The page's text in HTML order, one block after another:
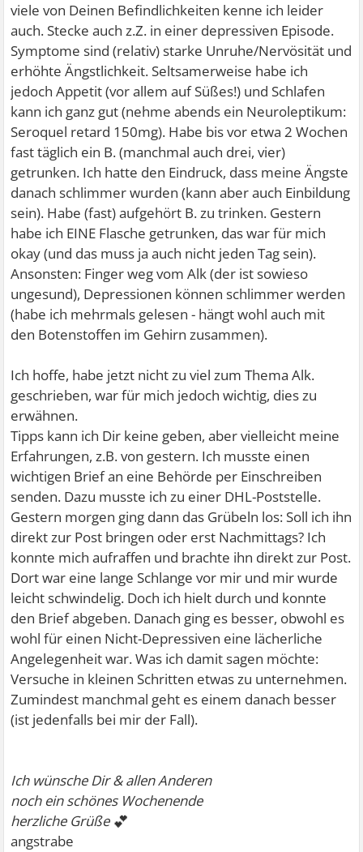
viele von Deinen Befindlichkeiten kenne ich leider
auch. Stecke auch z.Z. in einer depressiven Episode.
Symptome sind (relativ) starke Unruhe/Nervösität und
erhöhte Ängstlichkeit. Seltsamerweise habe ich
jedoch Appetit (vor allem auf Süßes!) und Schlafen
kann ich ganz gut (nehme abends ein Neuroleptikum:
Seroquel retard 150mg). Habe bis vor etwa 2 Wochen
fast täglich ein B. (manchmal auch drei, vier)
getrunken. Ich hatte den Eindruck, dass meine Ängste
danach schlimmer wurden (kann aber auch Einbildung
sein). Habe (fast) aufgehört B. zu trinken. Gestern
habe ich EINE Flasche getrunken, das war für mich
okay (und das muss ja auch nicht jeden Tag sein).
Ansonsten: Finger weg vom Alk (der ist sowieso
ungesund), Depressionen können schlimmer werden
(habe ich mehrmals gelesen - hängt wohl auch mit
den Botenstoffen im Gehirn zusammen).
Ich hoffe, habe jetzt nicht zu viel zum Thema Alk.
geschrieben, war für mich jedoch wichtig, dies zu
erwähnen.
Tipps kann ich Dir keine geben, aber vielleicht meine
Erfahrungen, z.B. von gestern. Ich musste einen
wichtigen Brief an eine Behörde per Einschreiben
senden. Dazu musste ich zu einer DHL-Poststelle.
Gestern morgen ging dann das Grübeln los: Soll ich ihn
direkt zur Post bringen oder erst Nachmittags? Ich
konnte mich aufraffen und brachte ihn direkt zur Post.
Dort war eine lange Schlange vor mir und mir wurde
leicht schwindelig. Doch ich hielt durch und konnte
den Brief abgeben. Danach ging es besser, obwohl es
wohl für einen Nicht-Depressiven eine lächerliche
Angelegenheit war. Was ich damit sagen möchte:
Versuche in kleinen Schritten etwas zu unternehmen.
Zumindest manchmal geht es einem danach besser
(ist jedenfalls bei mir der Fall).
Ich wünsche Dir & allen Anderen
noch ein schönes Wochenende
herzliche Grüße 💕
angstrabe